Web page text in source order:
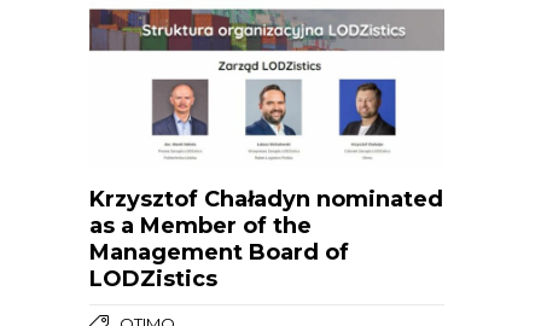
Krzysztof Chaładyn nominated
as a Member of the
Management Board of
LODZistics